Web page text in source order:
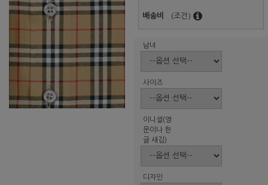
배송비 (조건)
남녀
사이즈
이니셜(영
문이나 한
글 새김)
디자인